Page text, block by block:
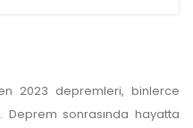
2023 depremleri, binlerce
sonrasında hayatta